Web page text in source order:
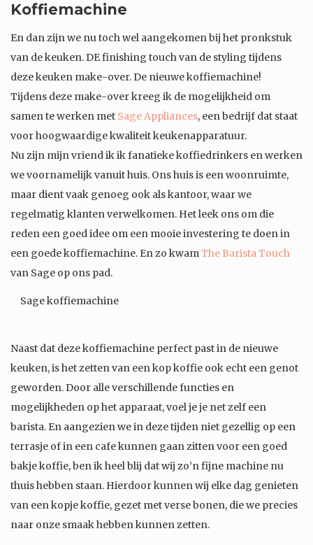
Koffiemachine
En dan zijn we nu toch wel aangekomen bij het pronkstuk
van de keuken. DE finishing touch van de styling tijdens
deze keuken make-over. De nieuwe koffiemachine!
Tijdens deze make-over kreeg ik de mogelijkheid om
samen te werken met Sage Appliances, een bedrijf dat staat
voor hoogwaardige kwaliteit keukenapparatuur.
Nu zijn mijn vriend ik ik fanatieke koffiedrinkers en werken
we voornamelijk vanuit huis. Ons huis is een woonruimte,
maar dient vaak genoeg ook als kantoor, waar we
regelmatig klanten verwelkomen. Het leek ons om die
reden een goed idee om een mooie investering te doen in
een goede koffiemachine. En zo kwamThe Barista Touch
van Sage op ons pad.
Sage koffiemachine
Naast dat deze koffiemachine perfect past in de nieuwe
keuken, is het zetten van een kop koffie ook echt een genot
geworden. Door alle verschillende functies en
mogelijkheden op het apparaat, voel je je net zelf een
barista. En aangezien we in deze tijden niet gezellig op een
terrasje of in een cafe kunnen gaan zitten voor een goed
bakje koffie, ben ik heel blij dat wij zo’n fijne machine nu
thuis hebben staan. Hierdoor kunnen wij elke dag genieten
van een kopje koffie, gezet met verse bonen, die we precies
naar onze smaak hebben kunnen zetten.